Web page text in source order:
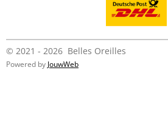
© 2021 - 2026 Belles Oreilles
Powered by JouwWeb